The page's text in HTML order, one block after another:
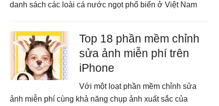
danh sách các loài cá nước ngọt phổ biến ở Việt Nam
Top 18 phần mềm chỉnh
sửa ảnh miễn phí trên
iPhone
Với một loạt phần mềm chỉnh sửa
ảnh miễn phí cùng khả năng chụp ảnh xuất sắc của